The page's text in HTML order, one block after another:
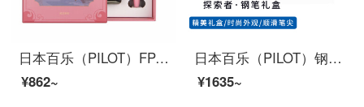
日本百乐（PILOT）FP-78G钢笔礼盒装 F尖商务签字笔学生练字送礼钢笔墨水意式风情套装 嫩粉
¥862~
日本百乐（PILOT）钢笔墨水套装explorer系列探索者奇观礼盒礼品笔男女送朋友 F尖蓝冰川FPEX1FMEL原装进口
¥1635~